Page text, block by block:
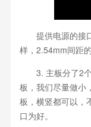
提供电源的接口
样，2.54mm间距的
3. 主板分了2个
板，我们尽量做小
板，横竖都可以，
口为好。